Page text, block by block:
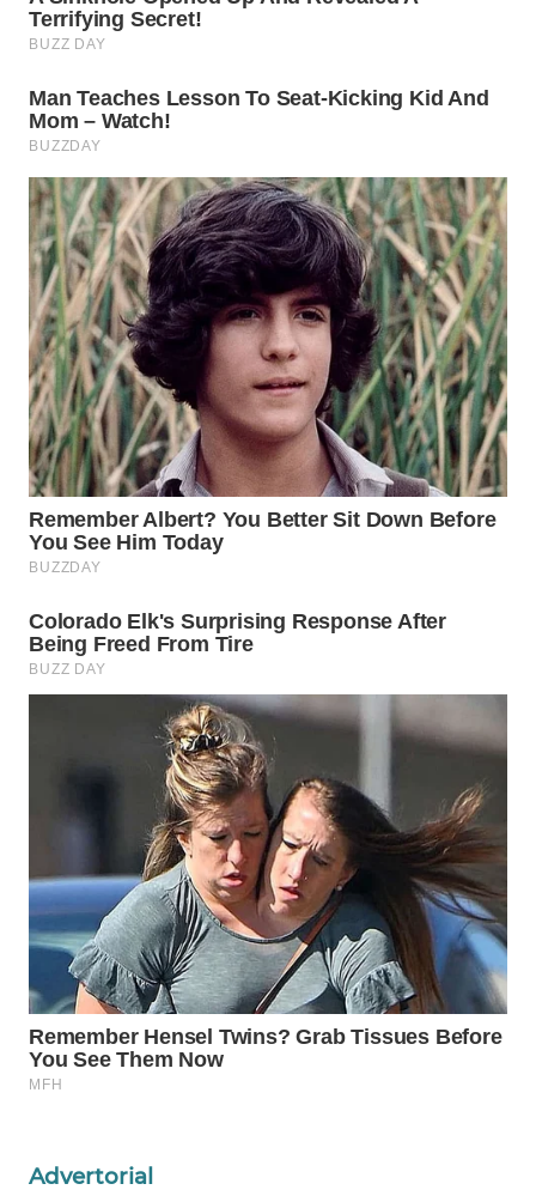
Advertorial
WN
MADURA
WN
SURABAYA
WN
NATUNA
WN
BINTAN
WN
MANDALIKA
WN
LIKUPANG
WN
LABUANBAJO
WN
BORNEO
WAHANA
WAHANA
TANI
WAHANA
ADVOKAT
WAHANA